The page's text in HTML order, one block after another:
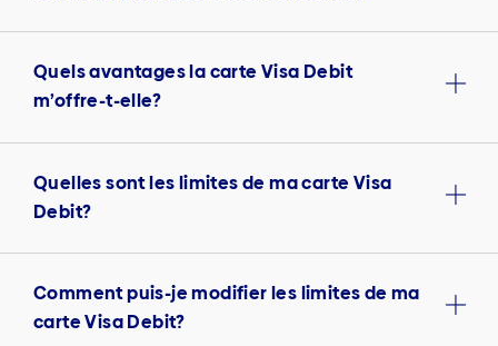
Quels avantages la carte Visa Debit
m’offre-t-elle?
Quelles sont les limites de ma carte Visa
Debit?
Comment puis-je modifier les limites de ma
carte Visa Debit?